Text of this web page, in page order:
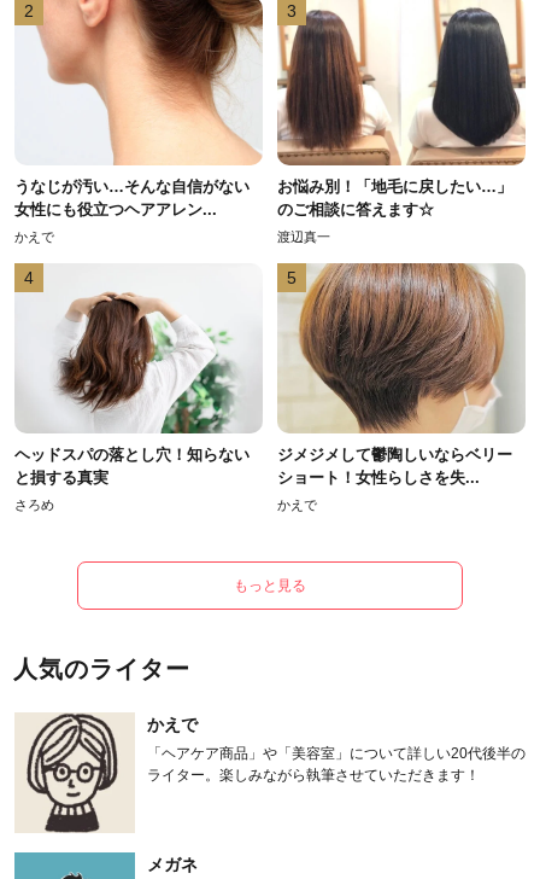
2
うなじが汚い…そんな自信がない
女性にも役立つヘアアレン...
かえで
3
お悩み別！「地毛に戻したい…」
のご相談に答えます☆
渡辺真一
4
ヘッドスパの落とし穴！知らない
と損する真実
さろめ
5
ジメジメして鬱陶しいならベリー
ショート！女性らしさを失...
かえで
もっと見る
人気のライター
かえで
「ヘアケア商品」や「美容室」について詳しい20代後半の
ライター。楽しみながら執筆させていただきます！
メガネ